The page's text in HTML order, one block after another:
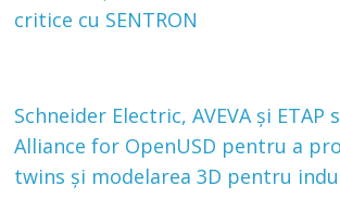
critice cu SENTRON
Schneider Electric, AVEVA și ETAP
Alliance for OpenUSD pentru a
twins și modelarea 3D pentru